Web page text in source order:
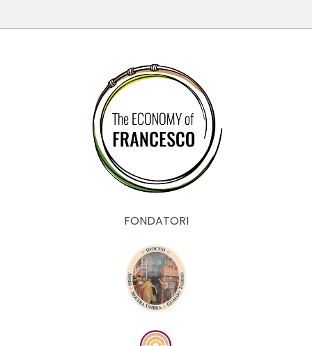
FONDATORI